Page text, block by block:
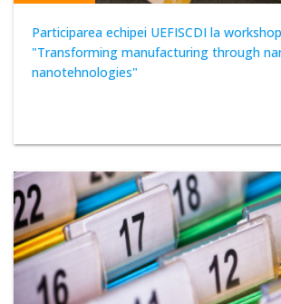
Participarea echipei UEFISCDI la
"Transforming manufacturing through
nanotehnologies"